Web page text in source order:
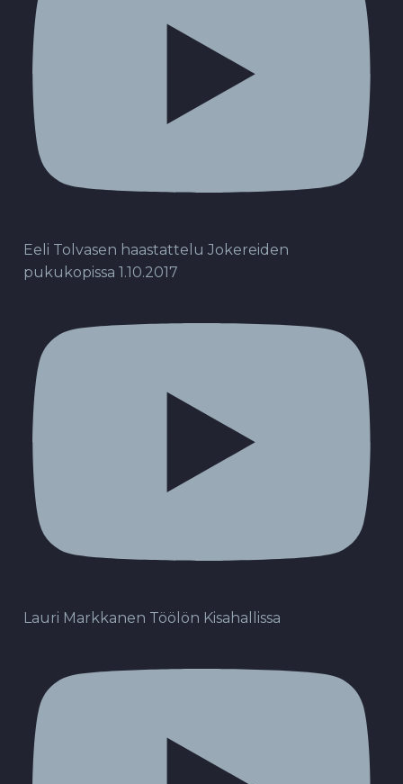
Eeli Tolvasen haastattelu Jokereiden
pukukopissa 1.10.2017
Lauri Markkanen Töölön Kisahallissa